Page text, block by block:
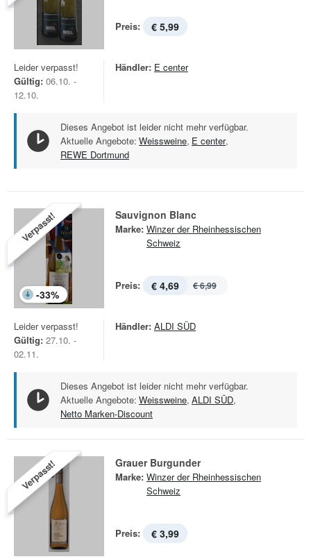
Preis: € 5,99
Leider verpasst!
Gültig: 06.10. -
12.10.
Händler: E center
Dieses Angebot ist leider nicht mehr verfügbar.
Aktuelle Angebote: Weissweine, E center,
REWE Dortmund
Verpasst!
-33%
Sauvignon Blanc
Marke: Winzer der Rheinhessischen
Schweiz
Preis: € 4,69 € 6,99
Leider verpasst!
Gültig: 27.10. -
02.11.
Händler: ALDI SÜD
Dieses Angebot ist leider nicht mehr verfügbar.
Aktuelle Angebote: Weissweine, ALDI SÜD,
Netto Marken-Discount
Verpasst! Grauer Burgunder
Marke: Winzer der Rheinhessischen
Schweiz
Preis: € 3,99